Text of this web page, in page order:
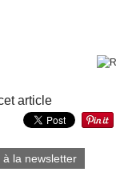
article
à la newsletter